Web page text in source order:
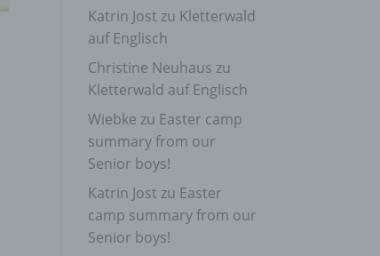
Katrin Jost zu Kletterwald
auf Englisch
Christine Neuhaus zu
Kletterwald auf Englisch
Wiebke zu Easter camp
summary from our
Senior boys!
Katrin Jost zu Easter
camp summary from our
Senior boys!